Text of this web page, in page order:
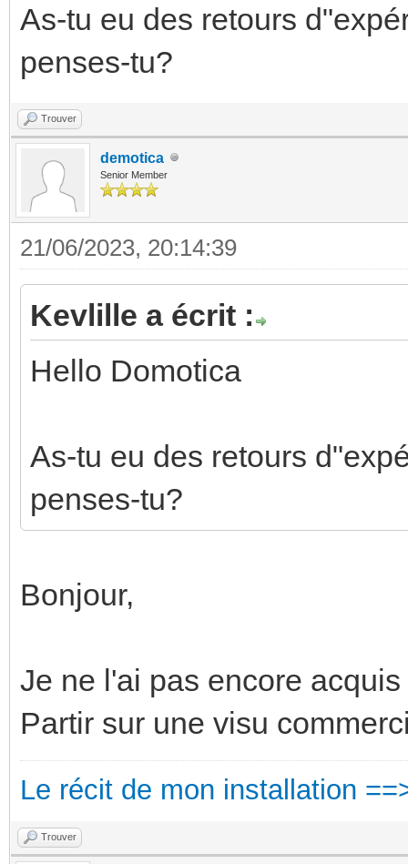
As-tu eu des retours
penses-tu?
Trouver
demotica
Senior Member
21/06/2023, 20:14:39
Kevlille a écrit :
Hello Domotica
As-tu eu des retours
penses-tu?
Bonjour,
Je ne l'ai pas encore
Partir sur une visu
Le récit de mon installation
Trouver